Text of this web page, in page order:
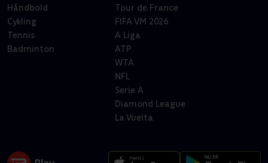
Håndbold
Cykling
Tennis
Badminton
Tour de France
FIFA VM 2026
A Liga
ATP
WTA
NFL
Serie A
Diamond League
La Vuelta